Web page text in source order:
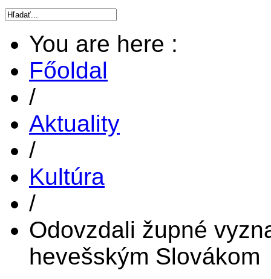
You are here :
Főoldal
/
Aktuality
/
Kultúra
/
Odovzdali župné
hevešským Slovákom